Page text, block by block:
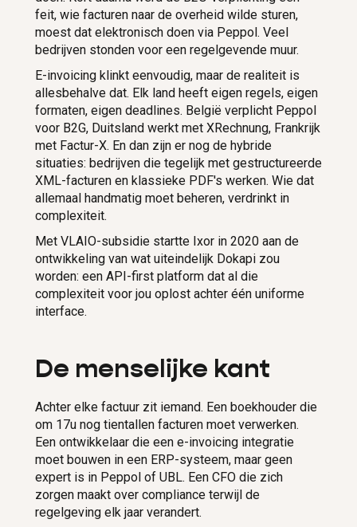
feit, wie facturen naar de overheid wilde sturen,
moest dat elektronisch doen via Peppol. Veel
bedrijven stonden voor een regelgevende muur.
E-invoicing klinkt eenvoudig, maar de realiteit is
allesbehalve dat. Elk land heeft eigen regels, eigen
formaten, eigen deadlines. België verplicht Peppol
voor B2G, Duitsland werkt met XRechnung, Frankrijk
met Factur-X. En dan zijn er nog de hybride
situaties: bedrijven die tegelijk met gestructureerde
XML-facturen en klassieke PDF's werken. Wie dat
allemaal handmatig moet beheren, verdrinkt in
complexiteit.
Met VLAIO-subsidie startte Ixor in 2020 aan de
ontwikkeling van wat uiteindelijk Dokapi zou
worden: een API-first platform dat al die
complexiteit voor jou oplost achter één uniforme
interface.
De menselijke kant
Achter elke factuur zit iemand. Een boekhouder die
om 17u nog tientallen facturen moet verwerken.
Een ontwikkelaar die een e-invoicing integratie
moet bouwen in een ERP-systeem, maar geen
expert is in Peppol of UBL. Een CFO die zich
zorgen maakt over compliance terwijl de
regelgeving elk jaar verandert.